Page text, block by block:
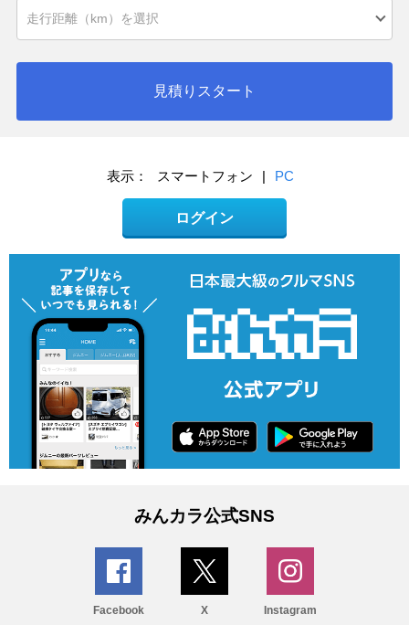
見積りスタート
表示： スマートフォン | PC
ログイン
みんカラ公式SNS
Facebook X Instagram